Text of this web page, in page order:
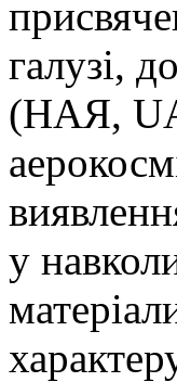
галузі,
(НАЯ,
у